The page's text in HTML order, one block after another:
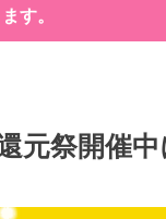
す。
元祭開催